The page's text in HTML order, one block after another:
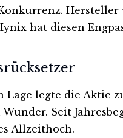
hat diesen
legte die Aktie
Wunder. Seit
Allzeithoch.